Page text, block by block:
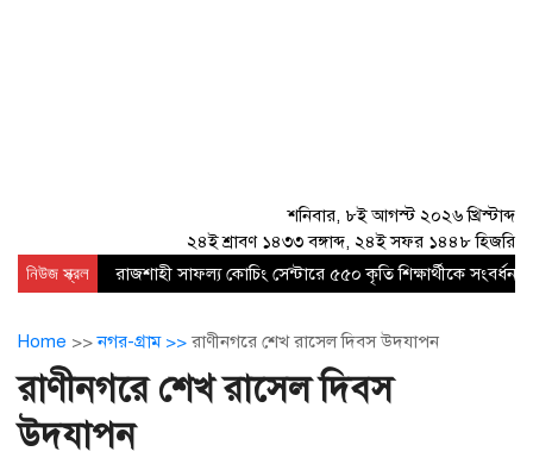
শনিবার, ৮ই আগস্ট ২০২৬ খ্রিস্টাব্দ
২৪ই শ্রাবণ ১৪৩৩ বঙ্গাব্দ, ২৪ই সফর ১৪৪৮ হিজরি
নিউজ স্ক্রল রাজশাহী সাফল্য কোচিং সেন্টারে ৫৫০ কৃতি শিক্ষার্থীকে সংবর্ধনা
Home >>নগর-গ্রাম >> রাণীনগরে শেখ রাসেল দিবস উদযাপন
রাণীনগরে শেখ রাসেল দিবস
উদযাপন